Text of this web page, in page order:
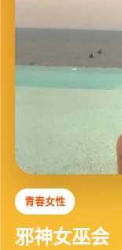
海外佳作
去皮的水